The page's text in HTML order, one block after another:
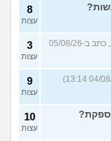
17
עצות
8
עצות
(אנונימי, בן 25, כתב ב-05/08/26
3
עצות
9
עצות
10
עצות